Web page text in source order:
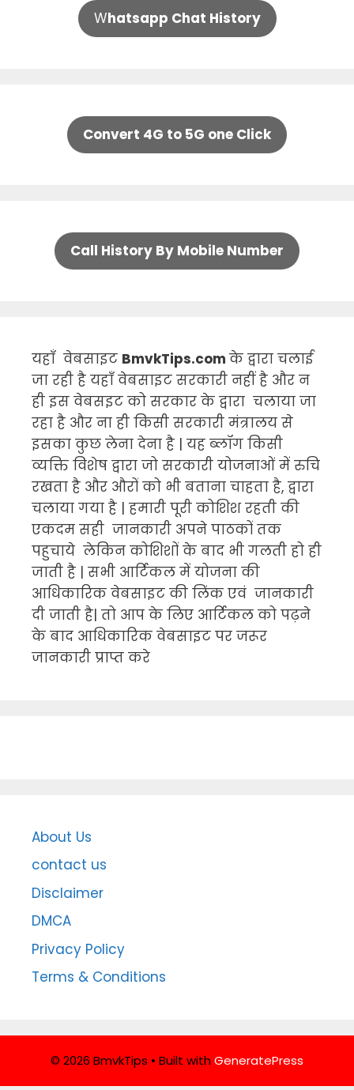
Whatsapp Chat History
Convert 4G to 5G one Click
Call History By Mobile Number
यहाँ वेबसाइट BmvkTips.com के द्वारा चलाई
जा रही है यहाँ वेबसाइट सरकारी नहीं है और न
ही इस वेबसइट को सरकार के द्वारा चलाया जा
रहा है और ना ही किसी सरकारी मंत्रालय से
इसका कुछ लेना देना है | यह ब्लॉग किसी
व्यक्ति विशेष द्वारा जो सरकारी योजनाओं में रुचि
रखता है और औरों को भी बताना चाहता है, द्वारा
चलाया गया है | हमारी पूरी कोशिश रहती की
एकदम सही जानकारी अपने पाठकों तक
पहुचाये लेकिन कोशिशों के बाद भी गलती हो ही
जाती है | सभी आर्टिकल में योजना की
आधिकारिक वेबसाइट की लिंक एवं जानकारी
दी जाती है| तो आप के लिए आर्टिकल को पढ़ने
के बाद आधिकारिक वेबसाइट पर जरूर
जानकारी प्राप्त करे
About Us
contact us
Disclaimer
DMCA
Privacy Policy
Terms & Conditions
© 2026 BmvkTips • Built withGeneratePress